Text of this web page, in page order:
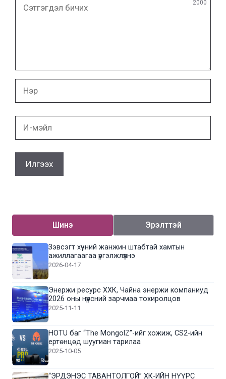
2000
мэйл
Шинэ Эрэлттэй
Зэвсэгт хүчний жанжин штабтай хамтын
ажиллагаагаа үргэлжлүүлнэ
2026-04-17
Энержи ресурс ХХК, Чайна энержи компаниуд
2026 оны нүүрсний зарчмаа тохиролцов
2025-11-11
HOTU баг “The MongolZ”-ийг хожиж, CS2-ийн
ертөнцөд шуугиан тарилаа
2025-10-05
“ЭРДЭНЭС ТАВАНТОЛГОЙ” ХК-ИЙН НҮҮРС